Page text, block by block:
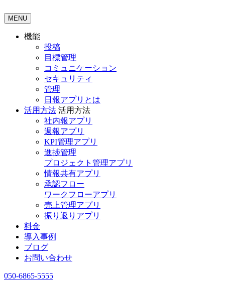
MENU
機能
投稿
目標管理
コミュニケーション
セキュリティ
管理
日報アプリとは
活用方法 活用方法
社内報アプリ
週報アプリ
KPI管理アプリ
進捗管理
プロジェクト管理アプリ
情報共有アプリ
承認フロー
ワークフローアプリ
売上管理アプリ
振り返りアプリ
料金
導入事例
ブログ
お問い合わせ
050-6865-5555